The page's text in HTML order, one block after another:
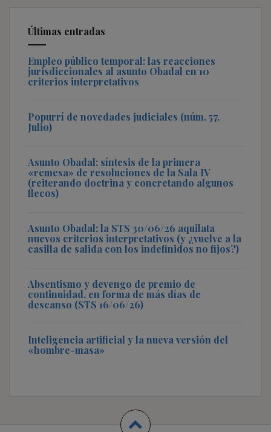
Últimas entradas
Empleo público temporal: las reacciones
jurisdiccionales al asunto Obadal en 10
criterios interpretativos
Popurrí de novedades judiciales (núm. 57,
Julio)
Asunto Obadal: síntesis de la primera
«remesa» de resoluciones de la Sala IV
(reiterando doctrina y concretando algunos
flecos)
Asunto Obadal: la STS 30/06/26 aquilata
nuevos criterios interpretativos (y ¿vuelve a la
casilla de salida con los indefinidos no fijos?)
Absentismo y devengo de premio de
continuidad, en forma de más días de
descanso (STS 16/06/26)
Inteligencia artificial y la nueva versión del
«hombre-masa»